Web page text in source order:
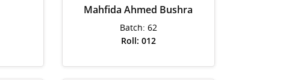
Mahfida Ahmed Bushra
Batch: 62
Roll: 012